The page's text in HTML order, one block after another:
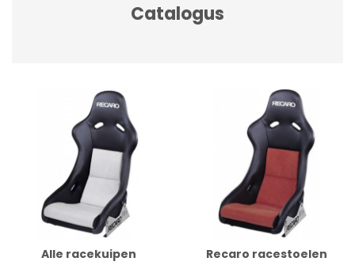
Catalogus
Alle racekuipen Recaro racestoelen